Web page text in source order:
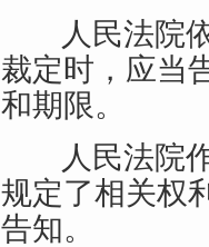
人民法院
裁定时，应当
和期限。
人民法院
规定了相关权
告知。